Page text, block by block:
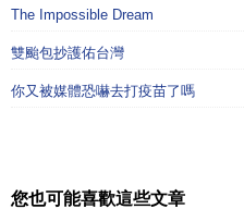
The Impossible Dream
雙颱包抄護佑台灣
你又被媒體恐嚇去打疫苗了嗎
您也可能喜歡這些文章